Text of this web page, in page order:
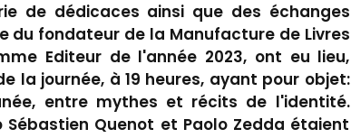
de dédicaces ainsi que des échanges
du fondateur de la Manufacture de Livres
Editeur de l'année 2023, ont eu lieu,
la journée, à 19 heures, ayant pour objet:
entre mythes et récits de l'identité.
Sébastien Quenot et Paolo Zedda étaient